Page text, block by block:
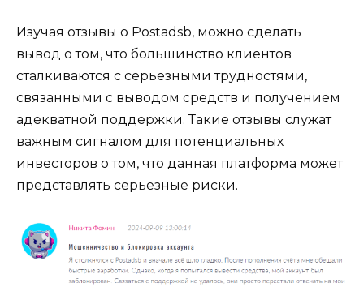
Изучая отзывы о Postadsb, можно сделать
вывод о том, что большинство клиентов
сталкиваются с серьезными трудностями,
связанными с выводом средств и получением
адекватной поддержки. Такие отзывы служат
важным сигналом для потенциальных
инвесторов о том, что данная платформа может
представлять серьезные риски.